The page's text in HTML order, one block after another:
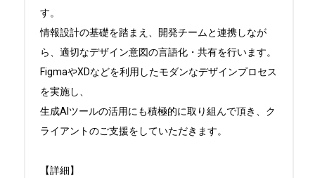
す。
情報設計の基礎を踏まえ、開発チームと連携しなが
ら、適切なデザイン意図の言語化・共有を行います。
FigmaやXDなどを利用したモダンなデザインプロセス
を実施し、
生成AIツールの活用にも積極的に取り組んで頂き、ク
ライアントのご支援をしていただきます。
【詳細】